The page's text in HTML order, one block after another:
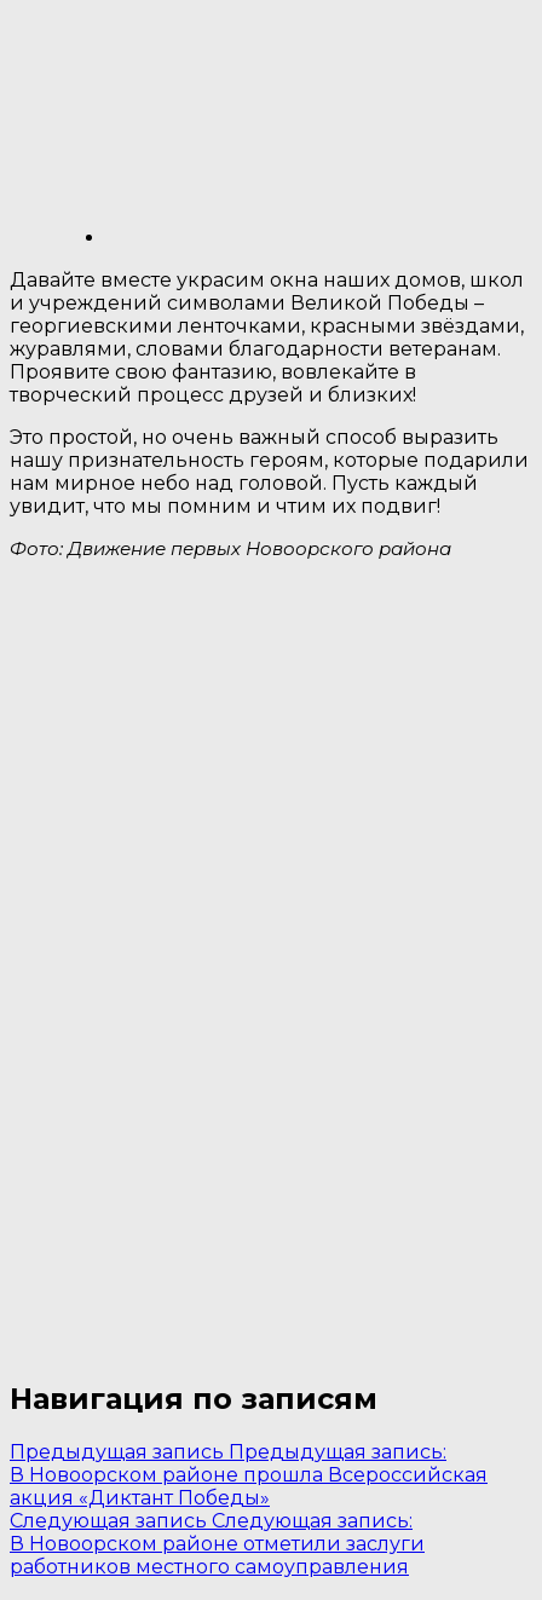
Давайте вместе украсим окна наших домов, школ
и учреждений символами Великой Победы –
георгиевскими ленточками, красными звёздами,
журавлями, словами благодарности ветеранам.
Проявите свою фантазию, вовлекайте в
творческий процесс друзей и близких!
Это простой, но очень важный способ выразить
нашу признательность героям, которые подарили
нам мирное небо над головой. Пусть каждый
увидит, что мы помним и чтим их подвиг!
Фото: Движение первых Новоорского района
Навигация по записям
Предыдущая запись Предыдущая запись:
В Новоорском районе прошла Всероссийская
акция «Диктант Победы»
Следующая запись Следующая запись:
В Новоорском районе отметили заслуги
работников местного самоуправления